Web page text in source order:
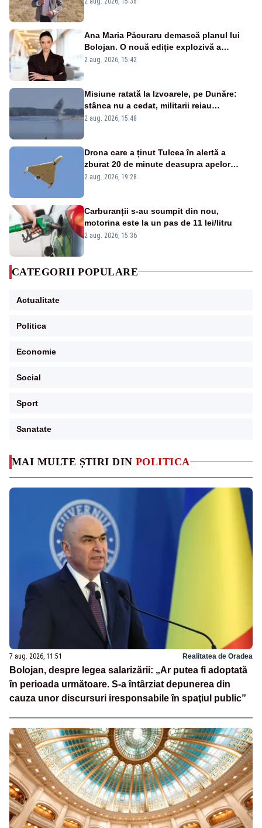
MAI MULTE ȘTIRI DIN POLITICA
7 aug. 2026, 11:51 Realitatea de Oradea
Bolojan, despre legea salarizării: „Ar putea fi adoptată
în perioada următoare. S-a întârziat depunerea din
cauza unor discursuri iresponsabile în spaţiul public”
Ana Maria Păcuraru demască planul lui
Bolojan. O nouă ediție explozivă a
emisiunii „Miza Zilei” la Realitatea PLUS
2 aug. 2026, 15:42
Misiune ratată la Izvoarele, pe Dunăre:
stânca nu a cedat, militarii reiau
detonările luni – VIDEO
2 aug. 2026, 15:48
Drona care a ținut Tulcea în alertă a
zburat 20 de minute deasupra apelor
României. Au fost ridicate două F-16
2 aug. 2026, 19:28
Carburanții s-au scumpit din nou,
motorina este la un pas de 11 lei/litru
2 aug. 2026, 15:36
CATEGORII POPULARE
Actualitate
Politica
Economie
Social
Sport
Sanatate